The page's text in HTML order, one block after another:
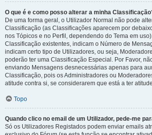
O que é e como posso alterar a minha
De uma forma geral, o Utilizador Normal não pode
Classificação (as Classificações aparecem por
nos Tópicos e no Perfil, dependendo do Tema em
Classificação existentes, indicam o Número de
indicam certo tipo de Utilizadores, ou seja,
poderão ter uma Classificação Especial. Por Favor,
enviando Mensagens desnecessárias apenas para
Classificação, pois os Administradores ou
atitude contra si, se considerarem que está a ter
Topo
Quando clico no email de um Utilizador, pede-me
Só os Utilizadores Registados podem enviar emails